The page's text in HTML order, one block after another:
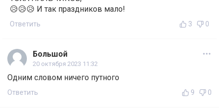
😥😥😥 И так праздников мало!
Ответить 3 0
Большой
20 октября 2023 11:32
Одним словом ничего путного
Ответить 9 0